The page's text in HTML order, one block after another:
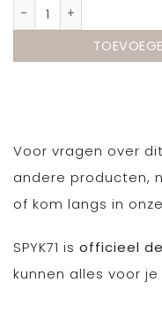
Gazzda Stafa desk
Voor vragen over
andere producten,
of kom langs in
SPYK71 is officieel
kunnen alles voor